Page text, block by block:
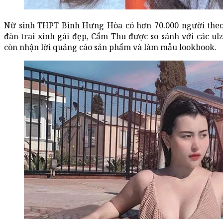
Nữ sinh THPT Bình Hưng Hòa có hơn 70.000 người
đàn trai xinh gái đẹp, Cẩm Thu được so sánh với các
còn nhận lời quảng cáo sản phẩm và làm mẫu lookbook.